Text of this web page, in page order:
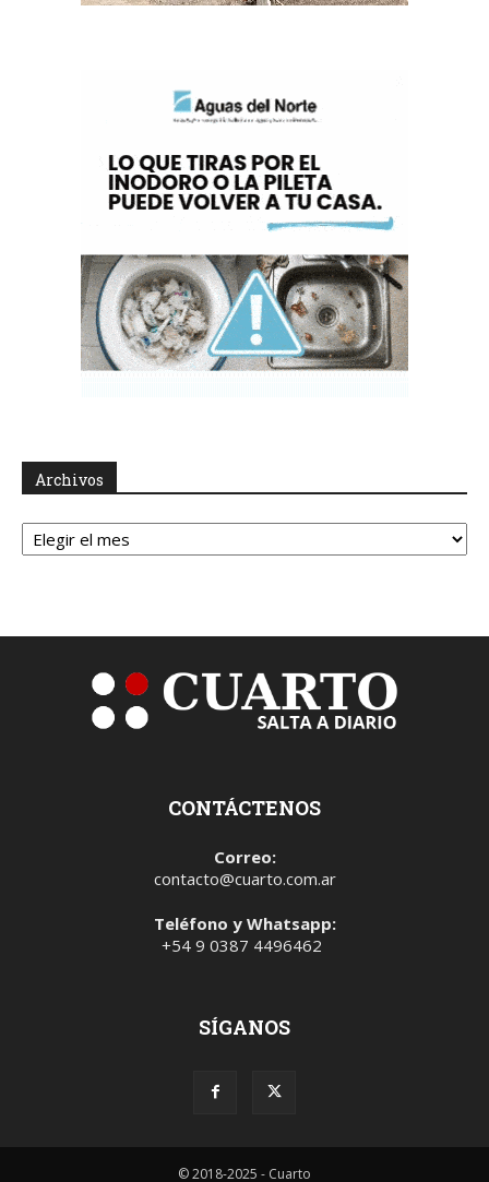
Archivos
Archivos
CONTÁCTENOS
Correo:
contacto@cuarto.com.ar
Teléfono y Whatsapp:
+54 9 0387 4496462
SÍGANOS
© 2018-2025 - Cuarto